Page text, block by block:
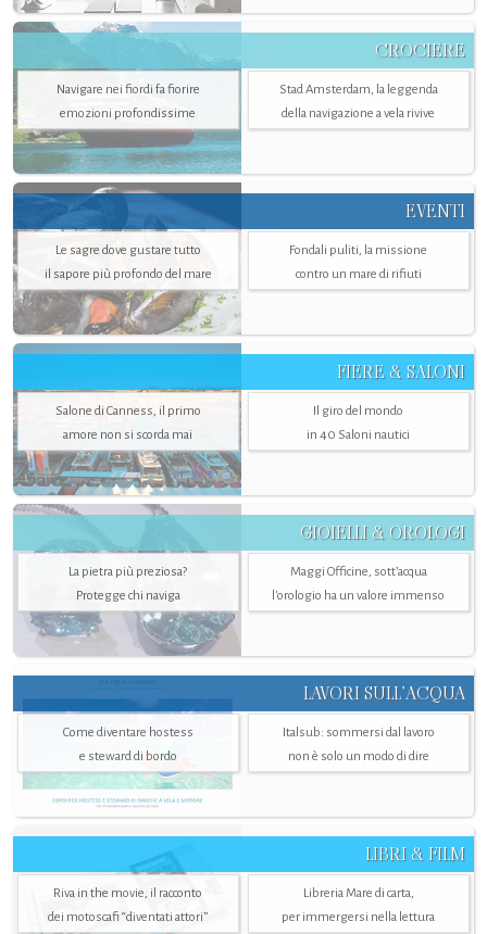
CROCIERE
Navigare nei fiordi fa fiorire
emozioni profondissime
Stad Amsterdam, la leggenda
della navigazione a vela rivive
EVENTI
Le sagre dove gustare tutto
il sapore più profondo del mare
Fondali puliti, la missione
contro un mare di rifiuti
FIERE & SALONI
Salone di Canness, il primo
amore non si scorda mai
Il giro del mondo
in 40 Saloni nautici
GIOIELLI & OROLOGI
La pietra più preziosa?
Protegge chi naviga
Maggi Officine, sott’acqua
l'orologio ha un valore immenso
LAVORI SULL’ACQUA
Come diventare hostess
e steward di bordo
Italsub: sommersi dal lavoro
non è solo un modo di dire
LIBRI & FILM
Riva in the movie, il racconto
dei motoscafi “diventati attori”
Libreria Mare di carta,
per immergersi nella lettura